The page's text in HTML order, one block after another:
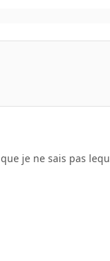
que je ne sais pas